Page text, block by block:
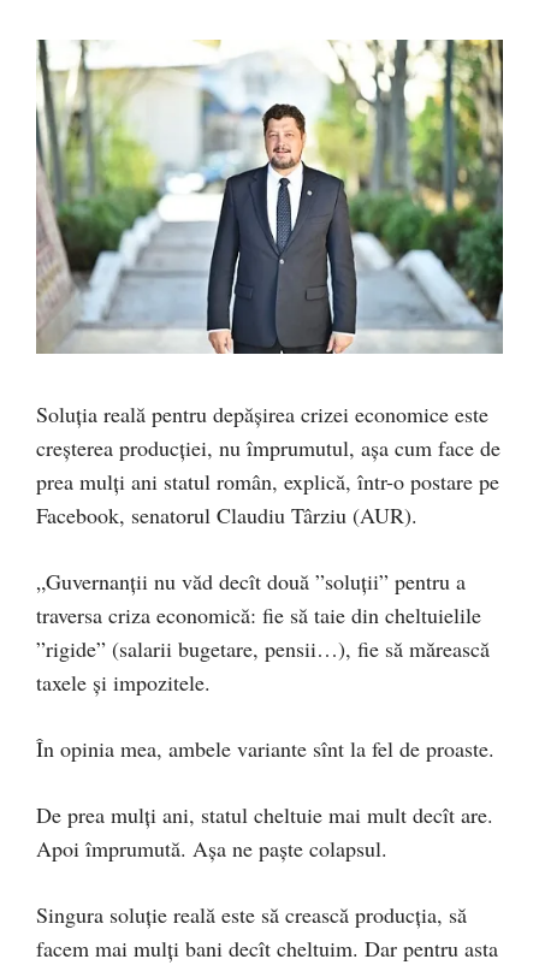
Soluția reală pentru depășirea crizei economice este
creșterea producției, nu împrumutul, așa cum face de
prea mulți ani statul român, explică, într-o postare pe
Facebook, senatorul Claudiu Târziu (AUR).
„Guvernanții nu văd decît două ”soluții” pentru a
traversa criza economică: fie să taie din cheltuielile
”rigide” (salarii bugetare, pensii…), fie să mărească
taxele și impozitele.
În opinia mea, ambele variante sînt la fel de proaste.
De prea mulți ani, statul cheltuie mai mult decît are.
Apoi împrumută. Așa ne paște colapsul.
Singura soluție reală este să crească producția, să
facem mai mulți bani decît cheltuim. Dar pentru asta